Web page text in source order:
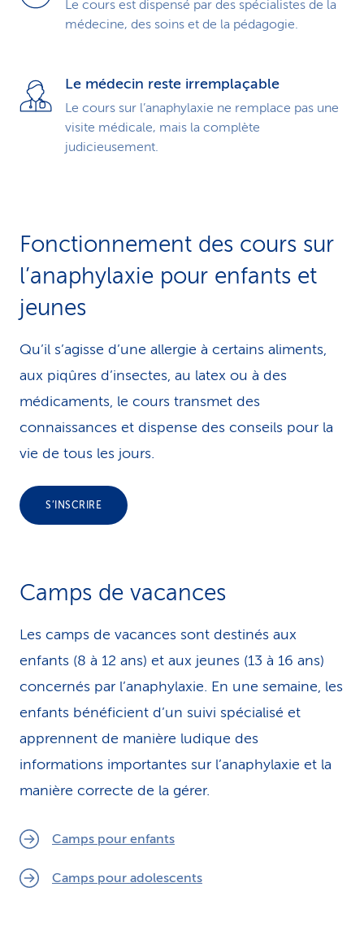
Le cours est dispensé par des spécialistes de la
médecine, des soins et de la pédagogie.
Le médecin reste irremplaçable
Le cours sur l’anaphylaxie ne remplace pas une
visite médicale, mais la complète
judicieusement.
Fonctionnement des cours sur
l’anaphylaxie pour en­fants et
jeunes
Qu’il s’agisse d’une allergie à certains aliments,
aux piqûres d’insectes, au latex ou à des
médicaments, le cours transmet des
connaissances et dispense des conseils pour la
vie de tous les jours.
S’INSCRIRE
Camps de vacances
Les camps de vacances sont destinés aux
enfants (8 à 12 ans) et aux jeunes (13 à 16 ans)
concernés par l’anaphylaxie. En une semaine, les
enfants bénéficient d’un suivi spécialisé et
apprennent de manière ludique des
informations importantes sur l’anaphylaxie et la
manière correcte de la gérer.
Camps pour enfants
Camps pour adolescents